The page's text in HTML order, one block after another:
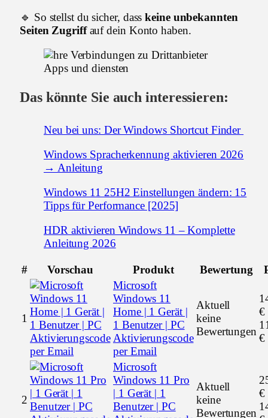
🔹 So stellst du sicher, dasskeine unbekannten
Seiten Zugriffauf dein Konto haben.
Das könnte Sie auch interessieren:
Neu bei uns: Der Windows Shortcut Finder
Windows Spracherkennung aktivieren 2026
→ Anleitung
Windows 11 25H2 Einstellungen ändern: 15
Tipps für Performance [2025]
HDR aktivieren Windows 11 – Komplette
Anleitung 2026
# Vorschau Produkt Bewertung
1
Microsoft
Windows 11
Home | 1 Gerät |
1 Benutzer | PC
Aktivierungscode
per Email
Aktuell
keine
Bewertungen
€
€
2
Microsoft
Windows 11 Pro
| 1 Gerät | 1
Benutzer | PC
Aktuell
keine
Bewertungen
€